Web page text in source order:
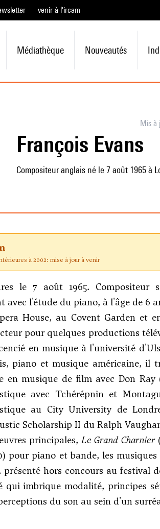
venir à l'ircam
Médiathèque Nouveautés
Mis à
François Evans
Compositeur anglais né le 7 août 1965 à
à 2002: mise à jour à venir
le 7 août 1965. Compositeur
avec l'étude du piano, à l'âge de 6
House, au Covent Garden et
pour quelques productions
en musique à l'université
piano et musique américaine, il
en musique de film avec Don
avec Tchérépnin et
au City University de
Scholarship II du Ralph
principales, Le Grand Charnier
pour piano et bande, les
présenté hors concours au festival
qui imbrique modalité, principes
du son au sein d'un